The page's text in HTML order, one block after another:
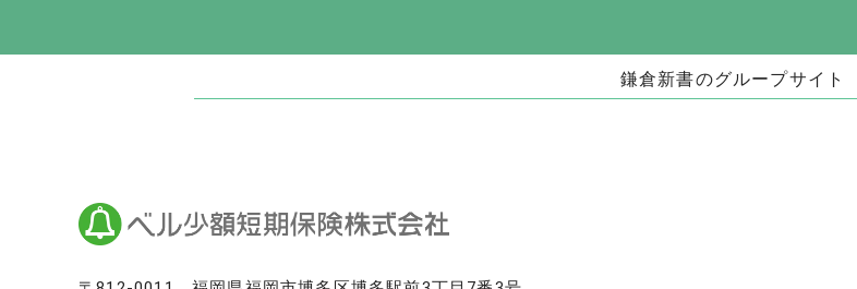
鎌倉新書のグループサイト
いいお墓-ペット霊園版 樹木葬なび
納骨堂なび 寺院墓地.com